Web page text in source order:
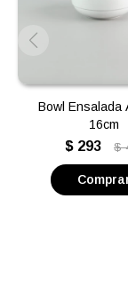
Bowl Ensalada
16cm
$ 293 $